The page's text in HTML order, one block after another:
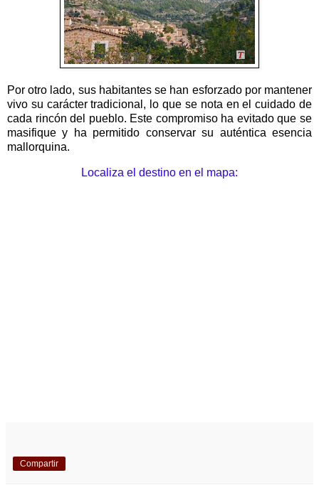
Por otro lado, sus habitantes se han esforzado por mantener
vivo su carácter tradicional, lo que se nota en el cuidado de
cada rincón del pueblo. Este compromiso ha evitado que se
masifique y ha permitido conservar su auténtica esencia
mallorquina.
Localiza el destino en el mapa:
Compartir